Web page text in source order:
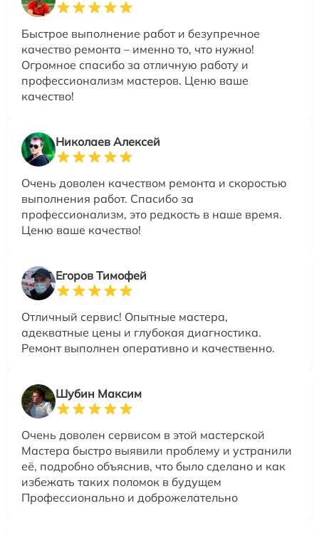
Быстрое выполнение работ и безупречное
качество ремонта – именно то, что нужно!
Огромное спасибо за отличную работу и
профессионализм мастеров. Ценю ваше
качество!
Николаев Алексей
Очень доволен качеством ремонта и скоростью
выполнения работ. Спасибо за
профессионализм, это редкость в наше время.
Ценю ваше качество!
Егоров Тимофей
Отличный сервис! Опытные мастера,
адекватные цены и глубокая диагностика.
Ремонт выполнен оперативно и качественно.
Шубин Максим
Очень доволен сервисом в этой мастерской
Мастера быстро выявили проблему и устранили
её, подробно объяснив, что было сделано и как
избежать таких поломок в будущем
Профессионально и доброжелательно